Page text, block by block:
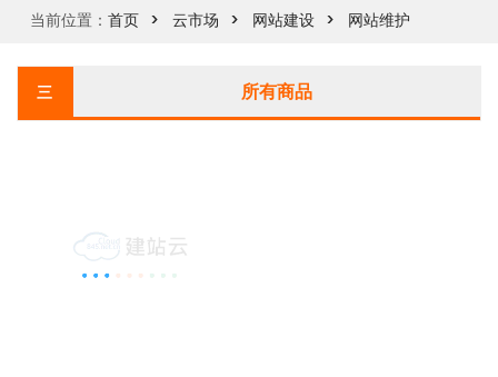
当前位置： 首页 云市场 网站建设 网站维护
所有商品
三